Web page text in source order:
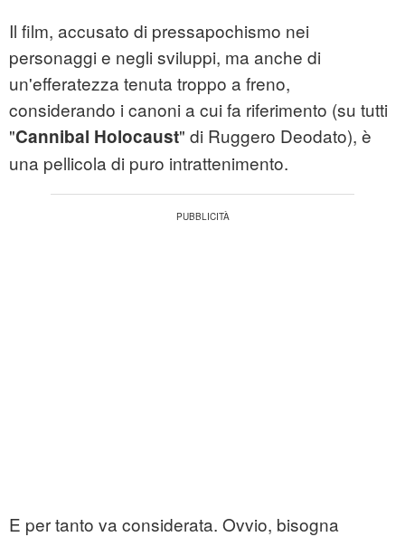
Il film, accusato di pressapochismo nei
personaggi e negli sviluppi, ma anche di
un'efferatezza tenuta troppo a freno,
considerando i canoni a cui fa riferimento (su tutti
"Cannibal Holocaust" di Ruggero Deodato), è
una pellicola di puro intrattenimento.
E per tanto va considerata. Ovvio, bisogna